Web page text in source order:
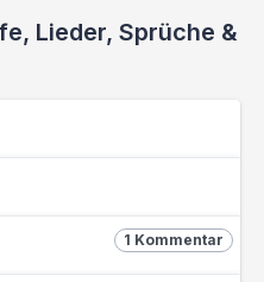
Lieder, Sprüche &
1 Kommentar